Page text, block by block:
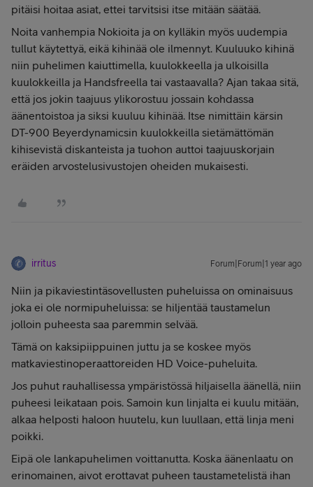
pitäisi hoitaa asiat, ettei tarvitsisi itse mitään säätää.
Noita vanhempia Nokioita ja on kylläkin myös uudempia
tullut käytettyä, eikä kihinää ole ilmennyt. Kuuluuko kihinä
niin puhelimen kaiuttimella, kuulokkeella ja ulkoisilla
kuulokkeilla ja Handsfreella tai vastaavalla? Ajan takaa sitä,
että jos jokin taajuus ylikorostuu jossain kohdassa
äänentoistoa ja siksi kuuluu kihinää. Itse nimittäin kärsin
DT-900 Beyerdynamicsin kuulokkeilla sietämättömän
kihisevistä diskanteista ja tuohon auttoi taajuuskorjain
eräiden arvostelusivustojen oheiden mukaisesti.
irritus Forum|Forum|1 year ago
Niin ja pikaviestintäsovellusten puheluissa on ominaisuus
joka ei ole normipuheluissa: se hiljentää taustamelun
jolloin puheesta saa paremmin selvää.
Tämä on kaksipiippuinen juttu ja se koskee myös
matkaviestinoperaattoreiden HD Voice-puheluita.
Jos puhut rauhallisessa ympäristössä hiljaisella äänellä, niin
puheesi leikataan pois. Samoin kun linjalta ei kuulu mitään,
alkaa helposti haloon huutelu, kun luullaan, että linja meni
poikki.
Eipä ole lankapuhelimen voittanutta. Koska äänenlaatu on
erinomainen, aivot erottavat puheen taustametelistä ihan